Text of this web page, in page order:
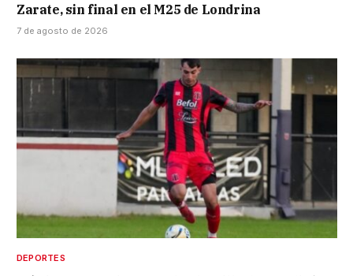
Zarate, sin final en el M25 de Londrina
7 de agosto de 2026
DEPORTES